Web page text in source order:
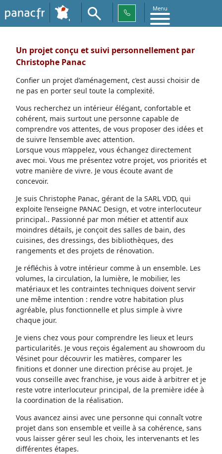
Menu
Un projet conçu et suivi personnellement par
Christophe Panac
Confier un projet d’aménagement, c’est aussi choisir de
ne pas en porter seul toute la complexité.
Vous recherchez un intérieur élégant, confortable et
cohérent, mais surtout une personne capable de
comprendre vos attentes, de vous proposer des idées et
de suivre l’ensemble avec attention.
Lorsque vous m’appelez, vous échangez directement
avec moi. Vous me présentez votre projet, vos priorités et
votre manière de vivre. Je vous écoute avant de
concevoir.
Je suis Christophe Panac, gérant de la SARL VDD, qui
exploite l’enseigne PANAC Design, et votre interlocuteur
principal.. Passionné par mon métier et attentif aux
moindres détails, je conçoit des salles de bain, des
cuisines, des dressings, des bibliothèques, des
rangements et des projets de rénovation.
Je réfléchis à votre intérieur comme à un ensemble. Les
volumes, la circulation, la lumière, le mobilier, les
matériaux et les contraintes techniques doivent servir
une même intention : rendre votre habitation plus
agréable, plus fonctionnelle et plus simple à vivre
chaque jour.
Je viens chez vous pour comprendre les lieux et leurs
particularités. Je vous reçois également au showroom du
Vésinet pour découvrir les matières, comparer les
finitions et donner une direction précise au projet. Je
vous conseille avec franchise, je vous aide à arbitrer et je
reste votre interlocuteur principal, de la première idée à
la coordination de la réalisation.
Vous avancez ainsi avec une personne qui connaît votre
projet dans son ensemble et veille à sa cohérence, sans
vous laisser gérer seul les choix, les intervenants et les
différentes étapes.